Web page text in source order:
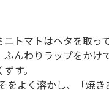
トマトはヘタを取っ
ふんわりラップをか
す。
をよく溶かし、「焼